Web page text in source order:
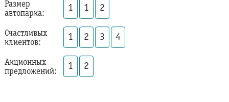
Размер
автопарка:
1 1 2
Счастливых
клиентов:
1 2 3 4
Акционных
предложений:
1 2